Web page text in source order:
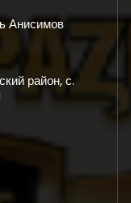
Анисимов
район, с.